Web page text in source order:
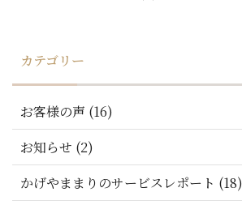
カテゴリー
お客様の声 (16)
お知らせ (2)
かげやままりのサービスレポート (18)